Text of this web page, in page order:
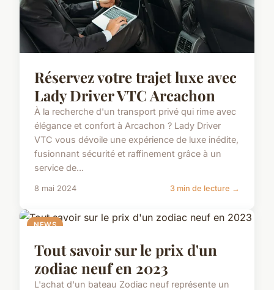
Réservez votre trajet luxe avec
Lady Driver VTC Arcachon
À la recherche d'un transport privé qui rime avec
élégance et confort à Arcachon ? Lady Driver
VTC vous dévoile une expérience de luxe inédite,
fusionnant sécurité et raffinement grâce à un
service de...
8 mai 2024 3 min de lecture →
NEWS
Tout savoir sur le prix d'un
zodiac neuf en 2023
L'achat d'un bateau Zodiac neuf représente un